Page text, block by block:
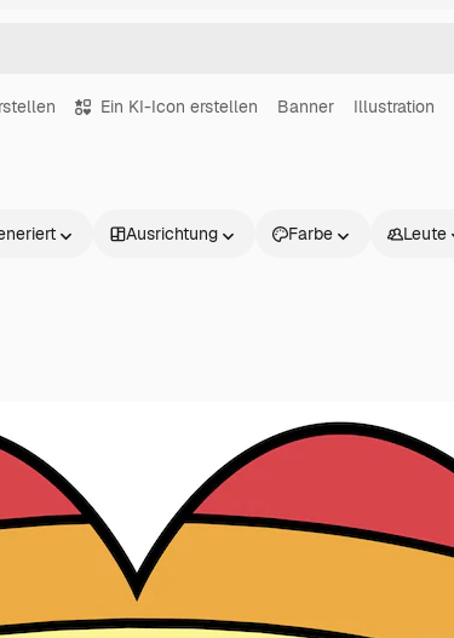
Ein KI-Icon erstellen Banner Illustration
Ausrichtung Farbe Leute
beste
Unternehmen,
Produkte
Spaces
KI-Assistent
KI-Bildgenerator
Loslegen
Support